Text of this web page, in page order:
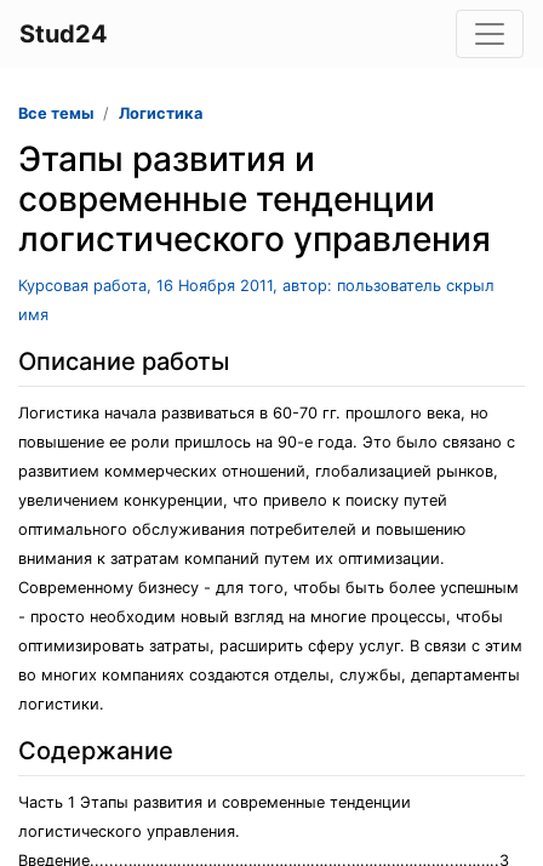
Stud24
Все темы Логистика
Этапы развития и
современные тенденции
логистического управления
Курсовая работа, 16 Ноября 2011, автор: пользователь скрыл
имя
Описание работы
Логистика начала развиваться в 60-70 гг. прошлого века, но
повышение ее роли пришлось на 90-е года. Это было связано с
развитием коммерческих отношений, глобализацией рынков,
увеличением конкуренции, что привело к поиску путей
оптимального обслуживания потребителей и повышению
внимания к затратам компаний путем их оптимизации.
Современному бизнесу - для того, чтобы быть более успешным
- просто необходим новый взгляд на многие процессы, чтобы
оптимизировать затраты, расширить сферу услуг. В связи с этим
во многих компаниях создаются отделы, службы, департаменты
логистики.
Содержание
Часть 1 Этапы развития и современные тенденции
логистического управления.
Введение........…………………………………………..…………………..……….3